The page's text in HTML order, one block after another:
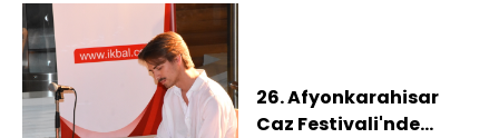
26. Afyonkarahisar
Caz Festivali'nde